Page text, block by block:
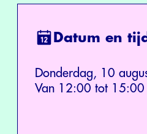
Datum en tijd
Donderdag, 10
Van 12:00 tot 15:00